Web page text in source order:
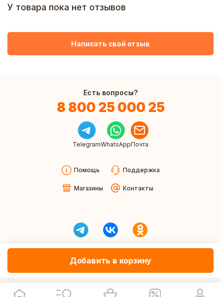
Добавить в корзину
У товара пока нет отзывов
Написать свой отзыв
Есть вопросы?
8 800 25 000 25
TelegramWhatsAppПочта
Помощь Поддержка
Магазины Контакты